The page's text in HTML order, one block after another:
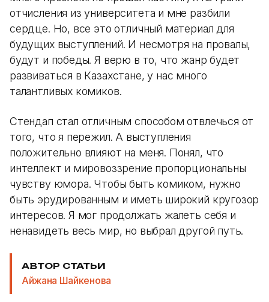
отчисления из университета и мне разбили
сердце. Но, все это отличный материал для
будущих выступлений. И несмотря на провалы,
будут и победы. Я верю в то, что жанр будет
развиваться в Казахстане, у нас много
талантливых комиков.
Стендап стал отличным способом отвлечься от
того, что я пережил. А выступления
положительно влияют на меня. Понял, что
интеллект и мировоззрение пропорциональны
чувству юмора. Чтобы быть комиком, нужно
быть эрудированным и иметь широкий кругозор
интересов. Я мог продолжать жалеть себя и
ненавидеть весь мир, но выбрал другой путь.
АВТОР СТАТЬИ
Айжана Шайкенова